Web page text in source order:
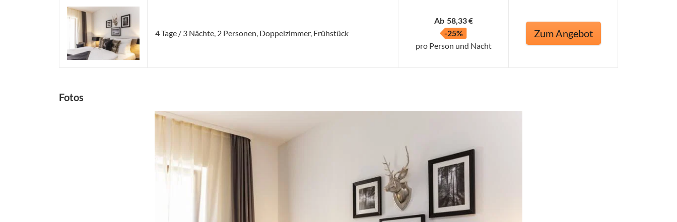
4 Tage / 3 Nächte, 2 Personen, Doppelzimmer, Frühstück
Ab 58,33 €
-25%
pro Person und Nacht
Zum Angebot
Fotos